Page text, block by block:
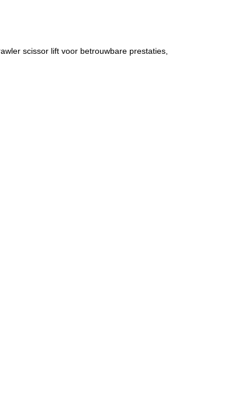
scissor lift voor betrouwbare prestaties,